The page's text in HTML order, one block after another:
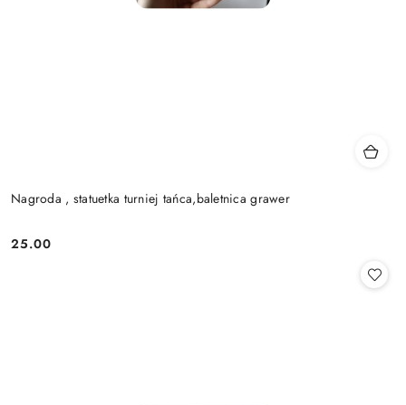
Nagroda , statuetka turniej tańca,baletnica grawer
Cena:
25.00